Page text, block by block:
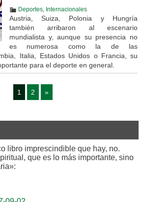
Deportes, Internacionales
Austria, Suiza, Polonia y Hungría
también arribaron al escenario
mundialista y, aunque su presencia no
es numerosa como la de las
Italia, Estados Unidos o Francia, su
para el deporte en general.
1 2 »
libro imprescindible que hay, no.
que es lo más importante, sino